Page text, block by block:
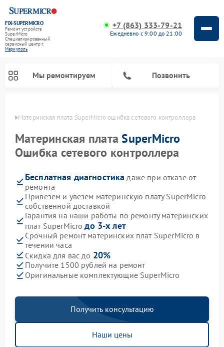
FIX-SUPERMICRO
Ремонт устройств
SuperMicro
Специализированный
cервисный центр г.
Мариуполь
+7 (863) 333-79-21
Ежедневно с 9:00 до 21:00
Мы ремонтируем Позвонить
Материнская плата SuperMicro ошибка сетевого контроллера
Материнская платаSuperMicro
Ошибка сетевого контроллера
Бесплатная диагностика даже при отказе от
ремонта
Привезем и увезем материнскую плату SuperMicro
собственной доставкой
Гарантия на наши работы по ремонту материнских
плат SuperMicroдо 3-х лет
Срочный ремонт материнских плат SuperMicro в
течении часа
Скидка для вас до 20%
Получите 1500 рублей на ремонт
Оригинальные комплектующие SuperMicro
Получить консультацию
Наши цены